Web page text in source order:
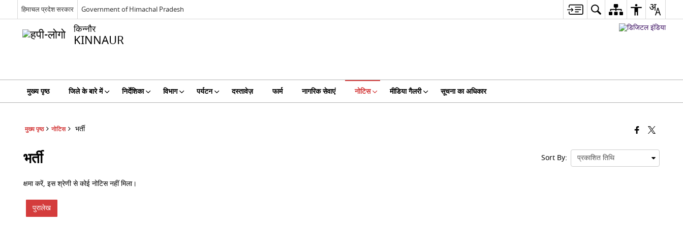
हिमाचल प्रदेश सरकार Government of Himachal Pradesh
किन्नौर
KINNAUR
मुख्य पृष्ठ जिले के बारे में निर्देशिका विभाग पर्यटन दस्तावेज़ फार्म नागरिक सेवाएं नोटिस मीडिया गैलरी सूचना का अधिकार
मुख्य पृष्ठ नोटिस भर्ती
भर्ती Sort By:
क्षमा करें, इस श्रेणी से कोई नोटिस नहीं मिला।
पुरालेख